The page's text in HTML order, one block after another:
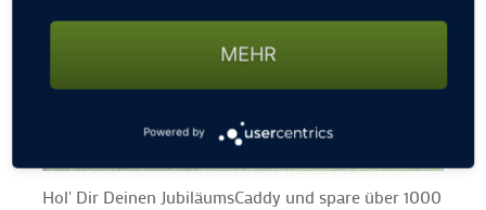
Hol' Dir Deinen JubiläumsCaddy und spare über 1000
MEHR
Powered by